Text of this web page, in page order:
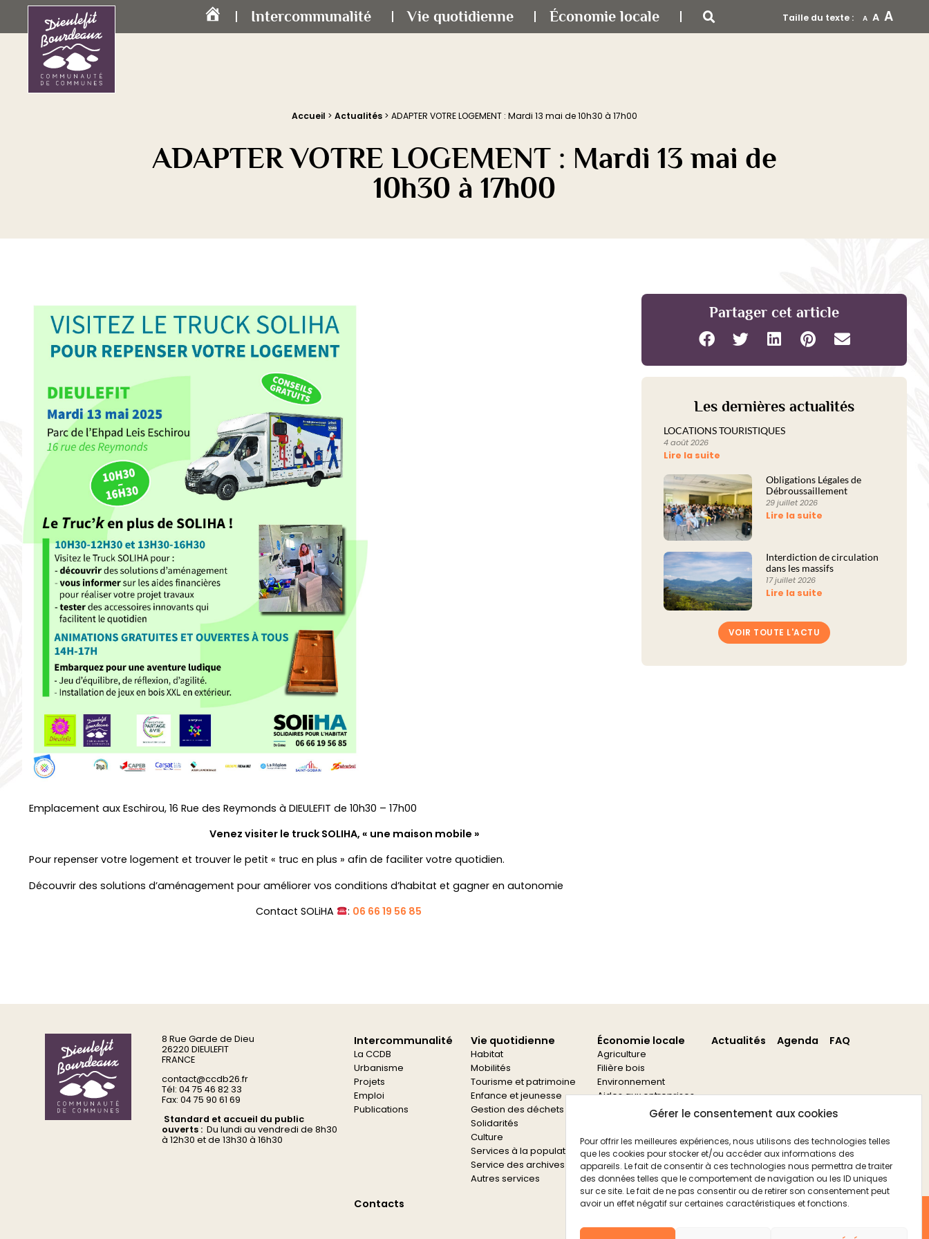
Gérer le consentement aux cookies
Pour offrir les meilleures expériences, nous utilisons des technologies telles
que les cookies pour stocker et/ou accéder aux informations des
appareils. Le fait de consentir à ces technologies nous permettra de traiter
des données telles que le comportement de navigation ou les ID uniques
sur ce site. Le fait de ne pas consentir ou de retirer son consentement peut
avoir un effet négatif sur certaines caractéristiques et fonctions.
Accueil Intercommunalité Vie quotidienne Économie locale Taille du texte : A A A
Accueil > Actualités > ADAPTER VOTRE LOGEMENT : Mardi 13 mai de 10h30 à 17h00
ADAPTER VOTRE LOGEMENT : Mardi 13 mai de
10h30 à 17h00
Emplacement aux Eschirou, 16 Rue des Reymonds à DIEULEFIT de 10h30 – 17h00
Venez visiter le truck SOLIHA, « une maison mobile »
Pour repenser votre logement et trouver le petit « truc en plus » afin de faciliter votre quotidien.
Découvrir des solutions d’aménagement pour améliorer vos conditions d’habitat et gagner en autonomie
Contact SOLiHA
: 06 66 19 56 85
Partager cet article
Les dernières actualités
LOCATIONS TOURISTIQUES
4 août 2026
Lire la suite
Obligations Légales de
Débroussaillement
29 juillet 2026
Lire la suite
Interdiction de circulation
dans les massifs
17 juillet 2026
Lire la suite
VOIR TOUTE L'ACTU
8 Rue Garde de Dieu
26220 DIEULEFIT
FRANCE
contact@ccdb26.fr
Tél: 04 75 46 82 33
Fax: 04 75 90 61 69
Standard et accueil du public
ouverts :Du lundi au vendredi de 8h30
à 12h30 et de 13h30 à 16h30
Intercommunalité
La CCDB
Urbanisme
Projets
Emploi
Publications
Vie quotidienne
Habitat
Mobilités
Tourisme et patrimoine
Enfance et jeunesse
Gestion des déchets
Solidarités
Culture
Services à la population
Service des archives
Autres services
Économie locale
Agriculture
Filière bois
Environnement
Aides aux entreprises
Aides aux associations
Actualités Agenda FAQ
Contacts